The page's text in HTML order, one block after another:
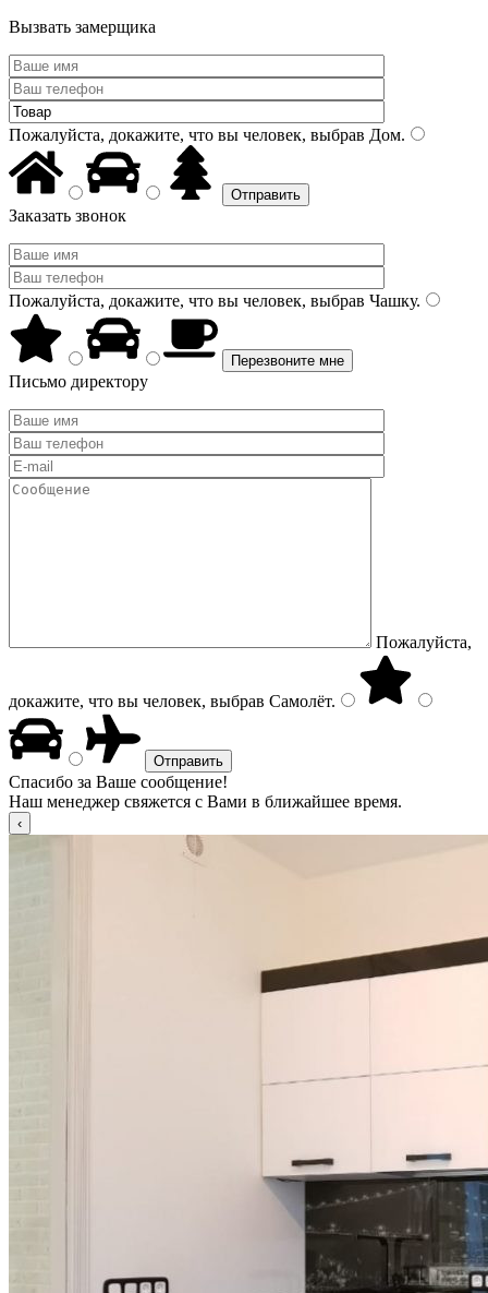
Вызвать замерщика
Пожалуйста, докажите, что вы человек, выбрав Дом.
Заказать звонок
Пожалуйста, докажите, что вы человек, выбрав Чашку.
Письмо директору
Пожалуйста,
докажите, что вы человек, выбрав Самолёт.
Спасибо за Ваше сообщение!
Наш менеджер свяжется с Вами в ближайшее время.